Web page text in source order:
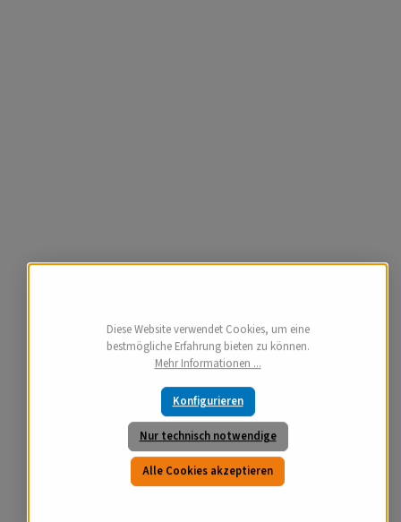
Diese Website verwendet Cookies, um eine
bestmögliche Erfahrung bieten zu können.
Mehr Informationen ...
Nur technisch notwendige
Konfigurieren
Alle Cookies akzeptieren